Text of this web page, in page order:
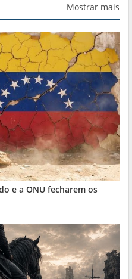
Mostrar mais
e a ONU fecharem os